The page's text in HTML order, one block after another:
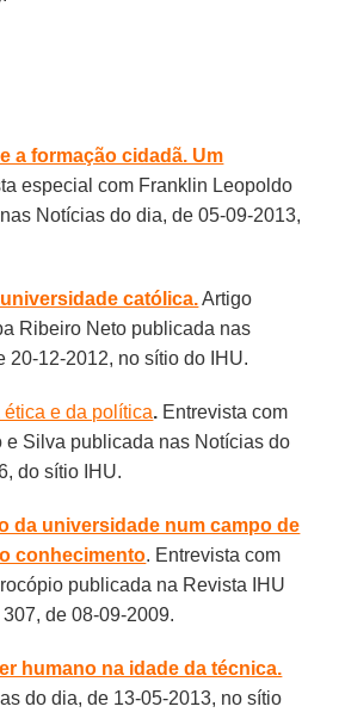
a formação cidadã. Um
especial com Franklin Leopoldo
Notícias do dia, de 05-09-2013,
católica.Artigo
Ribeiro Neto publicada nas
20-12-2012, no sítio do IHU.
e da política. Entrevista com
e Silva publicada nas Notícias do
do sítio IHU.
da universidade num campo de
conhecimento. Entrevista com
publicada na Revista IHU
de 08-09-2009.
humano na idade da técnica.
do dia, de 13-05-2013, no sítio